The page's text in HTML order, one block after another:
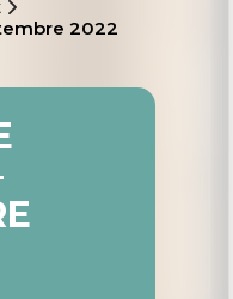
2022